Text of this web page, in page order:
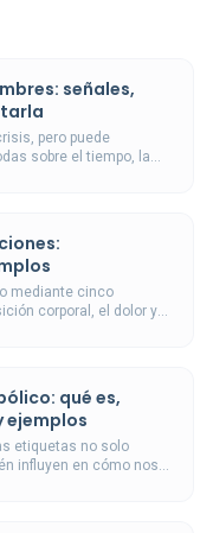
señales,
pero puede
sobre el tiempo, la
mediante cinco
corporal, el dolor y
qué es,
ejemplos
etiquetas no solo
influyen en cómo nos